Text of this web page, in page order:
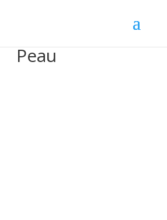
Peau